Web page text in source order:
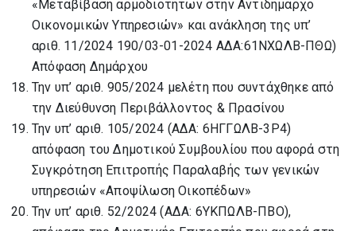
«Μεταβίβαση αρμοδιοτήτων στην Αντιδήμαρχο
Οικονομικών Υπηρεσιών» και ανάκληση της υπ’
αριθ. 11/2024 190/03-01-2024 ΑΔΑ:61ΝΧΩΛΒ-ΠΘΩ)
Απόφαση Δημάρχου
Την υπ’ αριθ. 905/2024 μελέτη που συντάχθηκε από
την Διεύθυνση Περιβάλλοντος & Πρασίνου
Την υπ’ αριθ. 105/2024 (ΑΔΑ: 6ΗΓΓΩΛΒ-3Ρ4)
απόφαση του Δημοτικού Συμβουλίου που αφορά στη
Συγκρότηση Επιτροπής Παραλαβής των γενικών
υπηρεσιών «Αποψίλωση Οικοπέδων»
Την υπ’ αριθ. 52/2024 (ΑΔΑ: 6ΥΚΠΩΛΒ-ΠΒΟ),